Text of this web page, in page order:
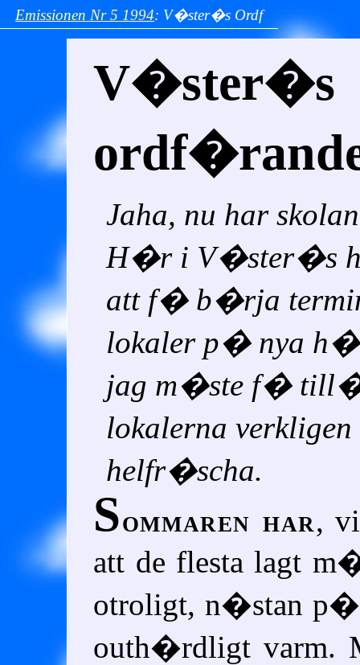
Emissionen Nr 5 1994: V�ster�s Ordf
V�ster�s
Jaha, nu har
H�r i V�ster�s
att f� b�rja
lokaler p� nya
jag m�ste f�
lokalerna
helfr�scha.
Sommaren har,
att de flesta lagt
otroligt, n�stan
outh�rdligt varm.